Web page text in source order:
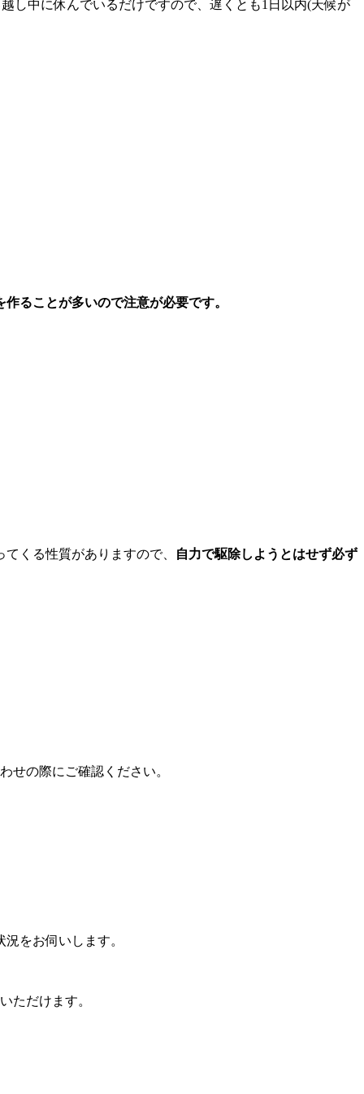
し中に休んでいるだけですので、遅くとも1日以内(天候が
作ることが多いので注意が必要です。
くる性質がありますので、 自力で駆除しようとはせず必ず
せの際にご確認ください。
をお伺いします。
ただけます。